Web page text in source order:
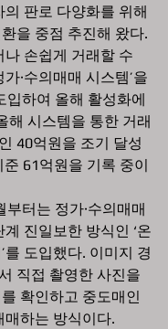
판로 다양화를 위해
을 중점 추진해 왔다.
·수의매매 시스템’을
입하여 올해 활성화에
해 시스템을 통한 거래
40억원을 조기 달성
61억원을 기록 중이
진일보한 방식인 ‘온
를 도입했다. 이미지 경
직접 촬영한 사진을
확인하고 중도매인
매하는 방식이다.